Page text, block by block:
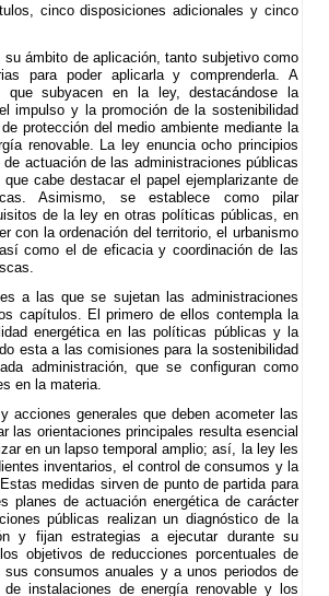
cinco disposiciones adicionales y cinco
ámbito de aplicación, tanto subjetivo como
para poder aplicarla y comprenderla. A
que subyacen en la ley, destacándose la
impulso y la promoción de la sostenibilidad
protección del medio ambiente mediante la
renovable. La ley enuncia ocho principios
actuación de las administraciones públicas
cabe destacar el papel ejemplarizante de
Asimismo, se establece como pilar
de la ley en otras políticas públicas, en
con la ordenación del territorio, el urbanismo
como el de eficacia y coordinación de las
a las que se sujetan las administraciones
capítulos. El primero de ellos contempla la
energética en las políticas públicas y la
esta a las comisiones para la sostenibilidad
administración, que se configuran como
en la materia.
acciones generales que deben acometer las
las orientaciones principales resulta esencial
en un lapso temporal amplio; así, la ley les
inventarios, el control de consumos y la
medidas sirven de punto de partida para
planes de actuación energética de carácter
públicas realizan un diagnóstico de la
y fijan estrategias a ejecutar durante su
objetivos de reducciones porcentuales de
consumos anuales y a unos periodos de
instalaciones de energía renovable y los